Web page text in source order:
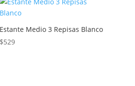
Estante Medio 3 Repisas Blanco
$529